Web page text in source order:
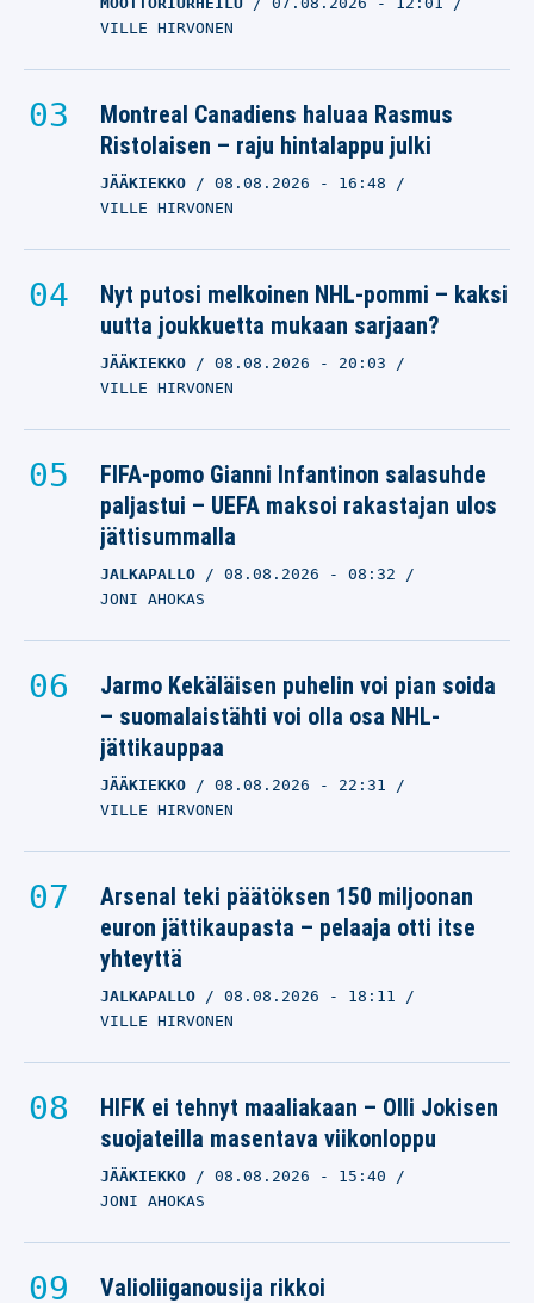
VILLE HIRVONEN
Montreal Canadiens haluaa Rasmus
Ristolaisen – raju hintalappu julki
JÄÄKIEKKO 08.08.2026 - 16:48
VILLE HIRVONEN
Nyt putosi melkoinen NHL-pommi – kaksi
uutta joukkuetta mukaan sarjaan?
JÄÄKIEKKO 08.08.2026 - 20:03
VILLE HIRVONEN
FIFA-pomo Gianni Infantinon salasuhde
paljastui – UEFA maksoi rakastajan ulos
jättisummalla
JALKAPALLO 08.08.2026 - 08:32
JONI AHOKAS
Jarmo Kekäläisen puhelin voi pian soida
– suomalaistähti voi olla osa NHL-
jättikauppaa
JÄÄKIEKKO 08.08.2026 - 22:31
VILLE HIRVONEN
Arsenal teki päätöksen 150 miljoonan
euron jättikaupasta – pelaaja otti itse
yhteyttä
JALKAPALLO 08.08.2026 - 18:11
VILLE HIRVONEN
HIFK ei tehnyt maaliakaan – Olli Jokisen
suojateilla masentava viikonloppu
JÄÄKIEKKO 08.08.2026 - 15:40
JONI AHOKAS
Valioliiganousija rikkoi